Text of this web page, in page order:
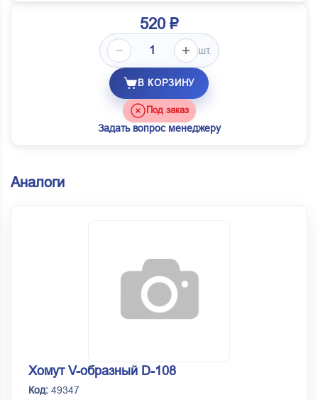
520 ₽
шт.
В КОРЗИНУ
Под заказ
Задать вопрос менеджеру
Аналоги
Хомут V-образный D-108
Код: 49347